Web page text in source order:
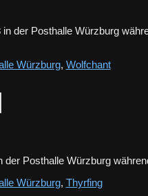
der Posthalle Würzburg
Würzburg, Wolfchant
der Posthalle Würzburg
Würzburg, Thyrfing